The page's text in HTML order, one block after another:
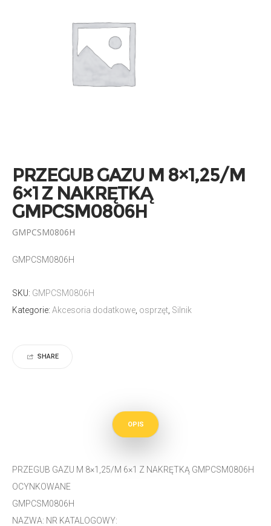
PRZEGUB GAZU M 8×1,25/M
6×1 Z NAKRĘTKĄ
GMPCSM0806H
GMPCSM0806H
GMPCSM0806H
SKU: GMPCSM0806H
Kategorie: Akcesoria dodatkowe osprzęt Silnik
SHARE
OPIS
PRZEGUB GAZU M 8×1,25/M 6×1 Z NAKRĘTKĄ GMPCSM0806H
OCYNKOWANE
GMPCSM0806H
NAZWA: NR KATALOGOWY: